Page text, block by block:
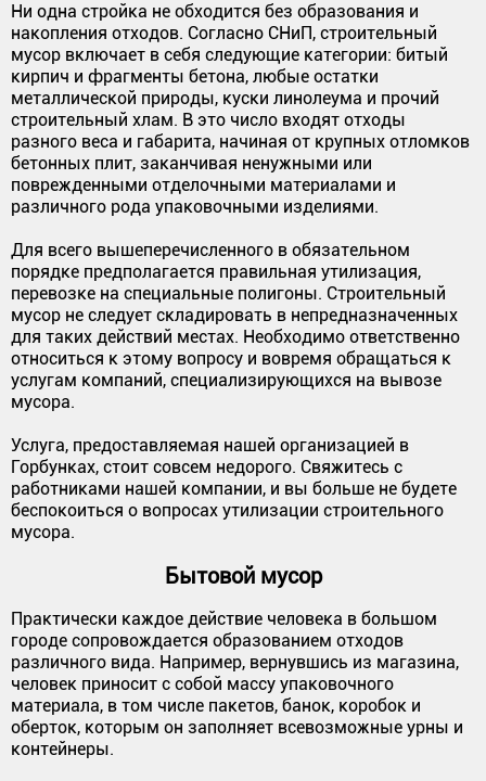
Ни одна стройка не обходится без образования и
накопления отходов. Согласно СНиП, строительный
мусор включает в себя следующие категории: битый
кирпич и фрагменты бетона, любые остатки
металлической природы, куски линолеума и прочий
строительный хлам. В это число входят отходы
разного веса и габарита, начиная от крупных отломков
бетонных плит, заканчивая ненужными или
поврежденными отделочными материалами и
различного рода упаковочными изделиями.
Для всего вышеперечисленного в обязательном
порядке предполагается правильная утилизация,
перевозке на специальные полигоны. Строительный
мусор не следует складировать в непредназначенных
для таких действий местах. Необходимо ответственно
относиться к этому вопросу и вовремя обращаться к
услугам компаний, специализирующихся на вывозе
мусора.
Услуга, предоставляемая нашей организацией в
Горбунках, стоит совсем недорого. Свяжитесь с
работниками нашей компании, и вы больше не будете
беспокоиться о вопросах утилизации строительного
мусора.
Бытовой мусор
Практически каждое действие человека в большом
городе сопровождается образованием отходов
различного вида. Например, вернувшись из магазина,
человек приносит с собой массу упаковочного
материала, в том числе пакетов, банок, коробок и
оберток, которым он заполняет всевозможные урны и
контейнеры.